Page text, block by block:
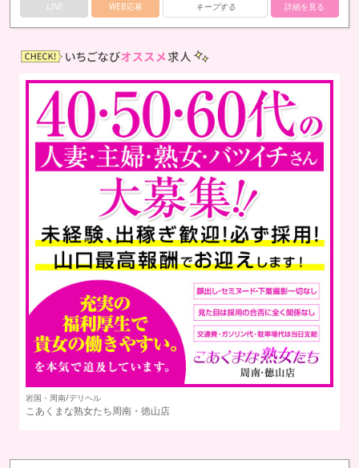
LINE WEB応募 キープする 詳細を見る
掲載店募集中
> 詳しくはこちら